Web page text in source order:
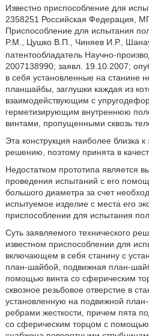
Известно приспособление для
2358251 Российская Федерация,
Приспособление для испытания
P.M., Цушко В.П., Чиняев И.Р.,
патентообладатель Научно-
2007138990; заявл. 19.10.2007;
в себя установленные на станине
планшайбы, заглушки каждая из
взаимодействующим с
герметизирующим внутреннюю
винтами, пропущенными сквозь
Эта конструкция наиболее близка
решению, поэтому принята в
Недостатком прототипа является
проведения испытаний с его
большого диаметра за счет
испытуемое изделие с места его
приспособлении для испытания
Суть заявляемого технического
известном приспособлении для
включающем в себя станину с
план-шайбой, подвижная план-
помощью винта со сферическим
сквозное резьбовое отверстие в
установленную на подвижной
ребрами жесткости, причем пята
со сферическим торцом с